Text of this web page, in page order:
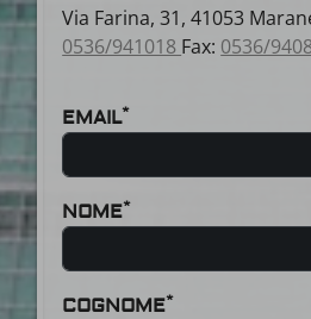
Via Farina, 31, 41053
0536/941018 Fax: 0536/
EMAIL*
NOME*
COGNOME*